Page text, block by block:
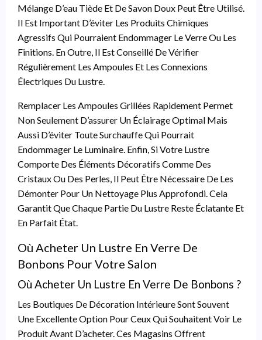
Mélange D’eau Tiède Et De Savon Doux Peut Être Utilisé.
Il Est Important D’éviter Les Produits Chimiques
Agressifs Qui Pourraient Endommager Le Verre Ou Les
Finitions. En Outre, Il Est Conseillé De Vérifier
Régulièrement Les Ampoules Et Les Connexions
Électriques Du Lustre.
Remplacer Les Ampoules Grillées Rapidement Permet
Non Seulement D’assurer Un Éclairage Optimal Mais
Aussi D’éviter Toute Surchauffe Qui Pourrait
Endommager Le Luminaire. Enfin, Si Votre Lustre
Comporte Des Éléments Décoratifs Comme Des
Cristaux Ou Des Perles, Il Peut Être Nécessaire De Les
Démonter Pour Un Nettoyage Plus Approfondi. Cela
Garantit Que Chaque Partie Du Lustre Reste Éclatante Et
En Parfait État.
Où Acheter Un Lustre En Verre De
Bonbons Pour Votre Salon
Où Acheter Un Lustre En Verre De Bonbons ?
Les Boutiques De Décoration Intérieure Sont Souvent
Une Excellente Option Pour Ceux Qui Souhaitent Voir Le
Produit Avant D’acheter. Ces Magasins Offrent